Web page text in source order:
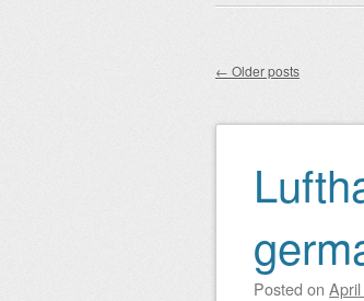
Post
← Older posts
Posted on